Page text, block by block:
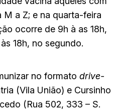
M a Z; e na quarta-feira
ocorre de 9h à as 18h,
18h, no segundo.
no formato drive-
(Vila União) e Cursinho
(Rua 502, 333 – S.